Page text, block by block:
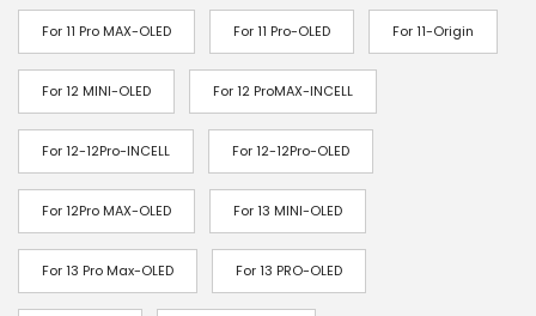
g
e
d
e
p
r
i
x
For 11 Pro MAX-OLED For 11 Pro-OLED For 11-Origin
For 12 MINI-OLED For 12 ProMAX-INCELL
For 12-12Pro-INCELL For 12-12Pro-OLED
For 12Pro MAX-OLED For 13 MINI-OLED
For 13 Pro Max-OLED For 13 PRO-OLED